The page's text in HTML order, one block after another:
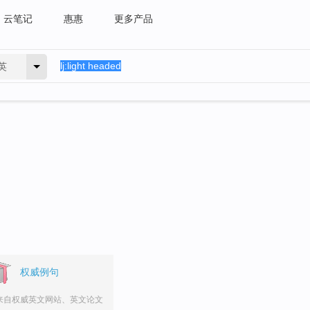
云笔记 惠惠 更多产品
权威例句
自权威英文网站、英文论文